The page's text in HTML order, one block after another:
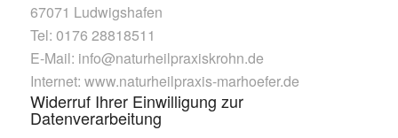
67071 Ludwigshafen
Tel: 0176 28818511
E-Mail: info@naturheilpraxiskrohn.de
Internet: www.naturheilpraxis-marhoefer.de
Widerruf Ihrer Einwilligung zur
Datenverarbeitung